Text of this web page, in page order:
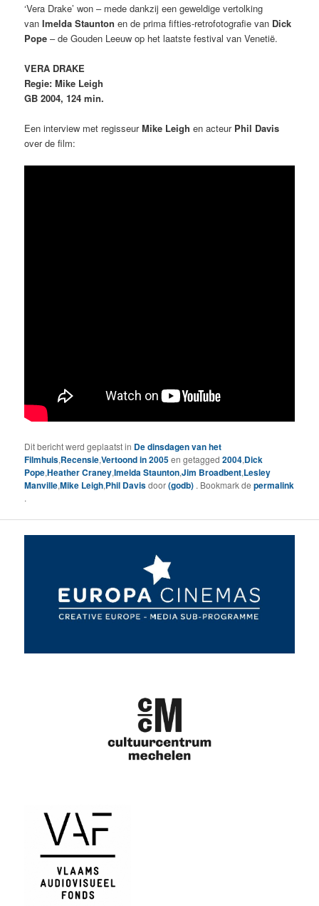
‘Vera Drake’ won – mede dankzij een geweldige vertolking
vanImelda Staunton en deprima fifties-retrofotografie van Dick
Pope – de Gouden Leeuw op het laatste festival van Venetië.
VERA DRAKE
Regie: Mike Leigh
GB 2004, 124 min.
Een interview met regisseurMike Leighen acteurPhil Davis
over de film:
Dit bericht werd geplaatst in De dinsdagen van het
Filmhuis,Recensie,Vertoond in 2005en getagged2004,Dick
Pope,Heather Craney,Imelda Staunton,Jim Broadbent,Lesley
Manville,Mike Leigh,Phil Davisdoor(godb) . Bookmark depermalink
.